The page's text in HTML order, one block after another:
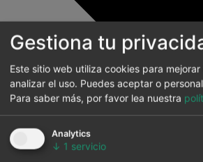
Gestiona tu
Este sitio web utiliza cookies para
analizar el uso. Puedes aceptar o
Para saber más, por favor lea nuestra
Analytics
↓ 1 servicio